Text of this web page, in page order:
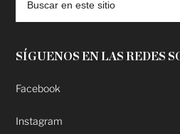
SÍGUENOS EN LAS REDES
Facebook
Instagram